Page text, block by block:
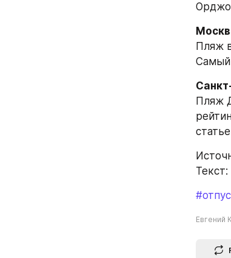
Пляж
Самый
Пляж
Евгений